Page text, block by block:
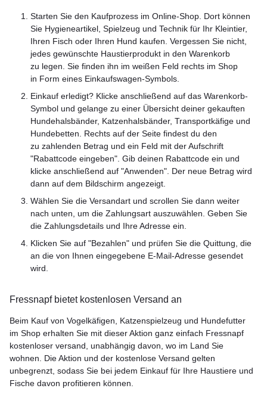
Starten Sie den Kaufprozess im Online-Shop. Dort können
Sie Hygieneartikel, Spielzeug und Technik für Ihr Kleintier,
Ihren Fisch oder Ihren Hund kaufen. Vergessen Sie nicht,
jedes gewünschte Haustierprodukt in den Warenkorb
zu legen. Sie finden ihn im weißen Feld rechts im Shop
in Form eines Einkaufswagen-Symbols.
Einkauf erledigt? Klicke anschließend auf das Warenkorb-
Symbol und gelange zu einer Übersicht deiner gekauften
Hundehalsbänder, Katzenhalsbänder, Transportkäfige und
Hundebetten. Rechts auf der Seite findest du den
zu zahlenden Betrag und ein Feld mit der Aufschrift
"Rabattcode eingeben". Gib deinen Rabattcode ein und
klicke anschließend auf "Anwenden". Der neue Betrag wird
dann auf dem Bildschirm angezeigt.
Wählen Sie die Versandart und scrollen Sie dann weiter
nach unten, um die Zahlungsart auszuwählen. Geben Sie
die Zahlungsdetails und Ihre Adresse ein.
Klicken Sie auf "Bezahlen" und prüfen Sie die Quittung, die
an die von Ihnen eingegebene E-Mail-Adresse gesendet
wird.
Fressnapf bietet kostenlosen Versand an
Beim Kauf von Vogelkäfigen, Katzenspielzeug und Hundefutter
im Shop erhalten Sie mit dieser Aktion ganz einfach Fressnapf
kostenloser versand, unabhängig davon, wo im Land Sie
wohnen. Die Aktion und der kostenlose Versand gelten
unbegrenzt, sodass Sie bei jedem Einkauf für Ihre Haustiere und
Fische davon profitieren können.